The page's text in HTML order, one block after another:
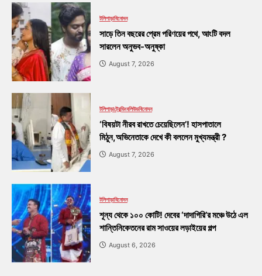
টলিপাড়াবিনোদন
সাড়ে তিন বছরের প্রেম পরিণয়ের পথে, আংটি বদল
সারলেন অনুভব-অনুষ্কা
August 7, 2026
টলিপাড়াট্রেন্ডিংবলিউডবিনোদন
‘বিষয়টা নীরব রাখতে চেয়েছিলেন’! হাসপাতালে
মিঠুন,অভিনেতাকে দেখে কী বললেন মুখ্যমন্ত্রী ?
August 7, 2026
টলিপাড়াবিনোদন
শূন্য থেকে ১০০ কোটি! দেবের ‘দাদাগিরি’র মঞ্চে উঠে এল
শান্তিনিকেতনের রাম সাওয়ের লড়াইয়ের গল্প
August 6, 2026